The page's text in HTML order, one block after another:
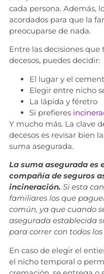
cada persona. Además,
acordados para que la
preocuparse de nada.
Entre las decisiones
decesos, puedes decidir:
El lugar y el
Elegir entre nicho
La lápida y féretro
Si prefieres
Y mucho más. La clave
decesos es revisar bien
suma asegurada.
La suma asegurada es
compañía de seguros
incineración. Si esta
familiares los que
común, ya que cuando
asegurada establecida
para correr con todos
En caso de elegir el
el nicho temporal o